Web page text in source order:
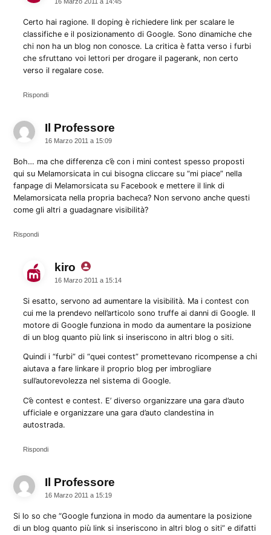
Certo hai ragione. Il doping è richiedere link per scalare le
classifiche e il posizionamento di Google. Sono dinamiche che
chi non ha un blog non conosce. La critica è fatta verso i furbi
che sfruttano voi lettori per drogare il pagerank, non certo
verso il regalare cose.
Rispondi
Il Professore
16 Marzo 2011 a 15:09
Boh… ma che differenza c’è con i mini contest spesso proposti
qui su Melamorsicata in cui bisogna cliccare su “mi piace” nella
fanpage di Melamorsicata su Facebook e mettere il link di
Melamorsicata nella propria bacheca? Non servono anche questi
come gli altri a guadagnare visibilità?
Rispondi
kiro dice:
16 Marzo 2011 a 15:14
Si esatto, servono ad aumentare la visibilità. Ma i contest con
cui me la prendevo nell’articolo sono truffe ai danni di Google. Il
motore di Google funziona in modo da aumentare la posizione
di un blog quanto più link si inseriscono in altri blog o siti.
Quindi i “furbi” di “quei contest” promettevano ricompense a chi
aiutava a fare linkare il proprio blog per imbrogliare
sull’autorevolezza nel sistema di Google.
C’è contest e contest. E’ diverso organizzare una gara d’auto
ufficiale e organizzare una gara d’auto clandestina in
autostrada.
Rispondi
Il Professore
16 Marzo 2011 a 15:19
Si lo so che “Google funziona in modo da aumentare la posizione
di un blog quanto più link si inseriscono in altri blog o siti” e difatti